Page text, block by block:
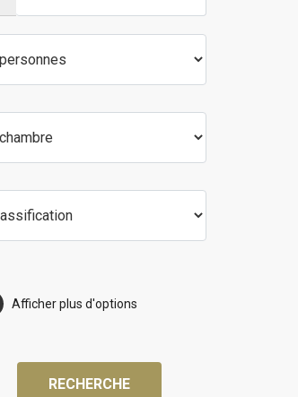
Afficher plus d'options
RECHERCHE